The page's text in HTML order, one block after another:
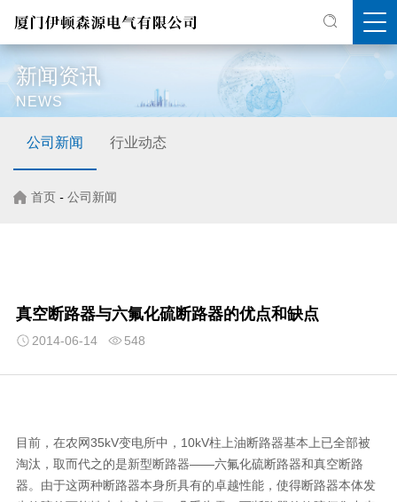
新闻资讯
NEWS
公司新闻 行业动态
首页 - 公司新闻
真空断路器与六氟化硫断路器的优点和缺点
2014-06-14 548
目前，在农网35kV变电所中，10kV柱上油断路器基本上已全部被
淘汰，取而代之的是新型断路器——六氟化硫断路器和真空断路
器。由于这两种断路器本身所具有的卓越性能，使得断路器本体发